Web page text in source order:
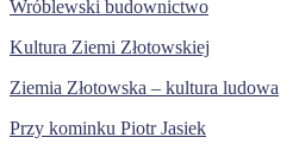
Wróblewski budownictwo
Kultura Ziemi Złotowskiej
Ziemia Złotowska – kultura ludowa
Przy kominku Piotr Jasiek